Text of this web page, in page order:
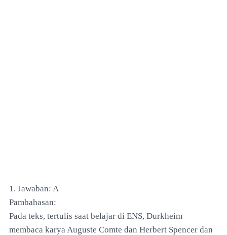
1. Jawaban: A
Pambahasan:
Pada teks, tertulis saat belajar di ENS, Durkheim
membaca karya Auguste Comte dan Herbert Spencer dan